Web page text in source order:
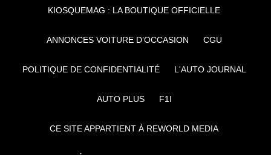
KIOSQUEMAG : LA BOUTIQUE OFFICIELLE
ANNONCES VOITURE D’OCCASION CGU
POLITIQUE DE CONFIDENTIALITÉ L'AUTO JOURNAL
AUTO PLUS F1I
CE SITE APPARTIENT À REWORLD MEDIA